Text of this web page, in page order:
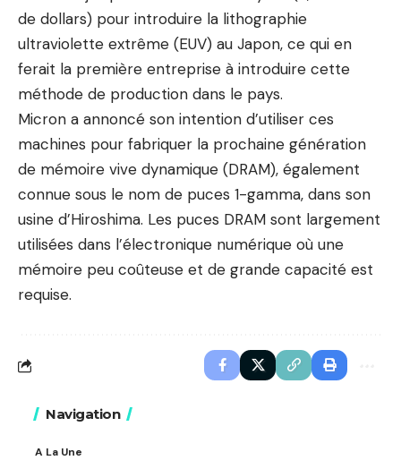
de dollars) pour introduire la lithographie
ultraviolette extrême (EUV) au Japon, ce qui en
ferait la première entreprise à introduire cette
méthode de production dans le pays.
Micron a annoncé son intention d’utiliser ces
machines pour fabriquer la prochaine génération
de mémoire vive dynamique (DRAM), également
connue sous le nom de puces 1-gamma, dans son
usine d’Hiroshima. Les puces DRAM sont largement
utilisées dans l’électronique numérique où une
mémoire peu coûteuse et de grande capacité est
requise.
Navigation
A La Une